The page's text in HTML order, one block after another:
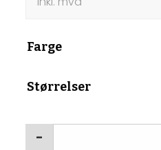
Farge
Størrelser
-